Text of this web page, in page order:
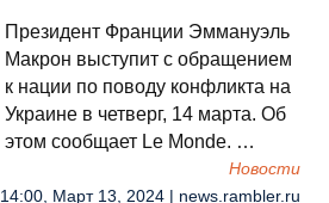
Президент Франции Эммануэль
Макрон выступит с обращением
к нации по поводу конфликта на
Украине в четверг, 14 марта. Об
этом сообщает Le Monde. …
Новости
14:00, Март 13, 2024 | news.rambler.ru